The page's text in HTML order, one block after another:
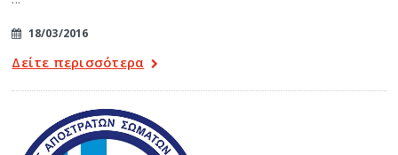
18/03/2016
Δείτε περισσότερα